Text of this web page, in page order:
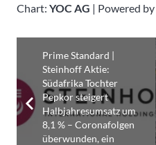
Chart: YOC AG | Powered by
Prime Standard |
Steinhoff Aktie:
Südafrika Tochter
Pepkor steigert
Halbjahresumsatz um
8,1 % – Coronafolgen
überwunden, ein